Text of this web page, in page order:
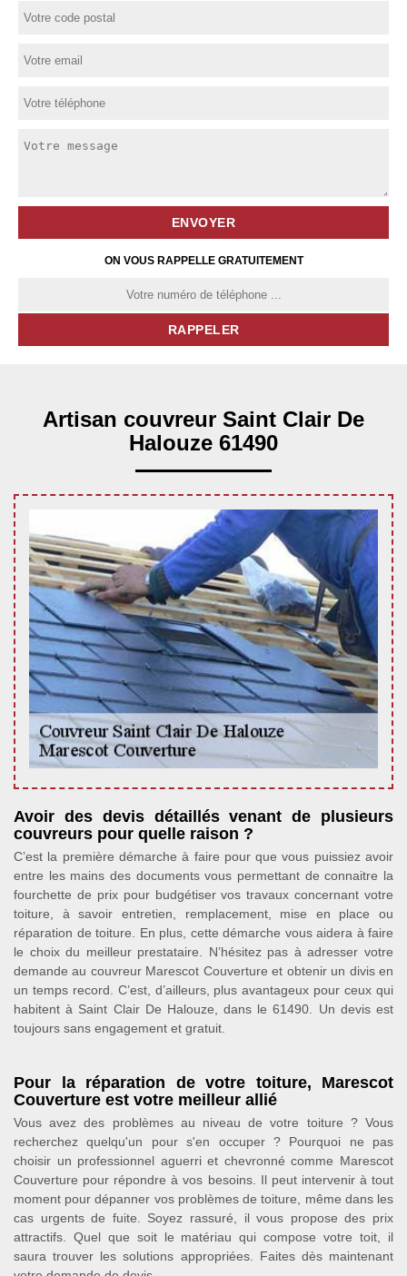
ON VOUS RAPPELLE GRATUITEMENT
Artisan couvreur Saint Clair De
Halouze 61490
Avoir des devis détaillés venant de plusieurs
couvreurs pour quelle raison ?
C’est la première démarche à faire pour que vous puissiez avoir
entre les mains des documents vous permettant de connaitre la
fourchette de prix pour budgétiser vos travaux concernant votre
toiture, à savoir entretien, remplacement, mise en place ou
réparation de toiture. En plus, cette démarche vous aidera à faire
le choix du meilleur prestataire. N’hésitez pas à adresser votre
demande au couvreur Marescot Couverture et obtenir un divis en
un temps record. C’est, d’ailleurs, plus avantageux pour ceux qui
habitent à Saint Clair De Halouze, dans le 61490. Un devis est
toujours sans engagement et gratuit.
Pour la réparation de votre toiture, Marescot
Couverture est votre meilleur allié
Vous avez des problèmes au niveau de votre toiture ? Vous
recherchez quelqu'un pour s'en occuper ? Pourquoi ne pas
choisir un professionnel aguerri et chevronné comme Marescot
Couverture pour répondre à vos besoins. Il peut intervenir à tout
moment pour dépanner vos problèmes de toiture, même dans les
cas urgents de fuite. Soyez rassuré, il vous propose des prix
attractifs. Quel que soit le matériau qui compose votre toit, il
saura trouver les solutions appropriées. Faites dès maintenant